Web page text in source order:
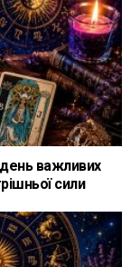
важливих
сили